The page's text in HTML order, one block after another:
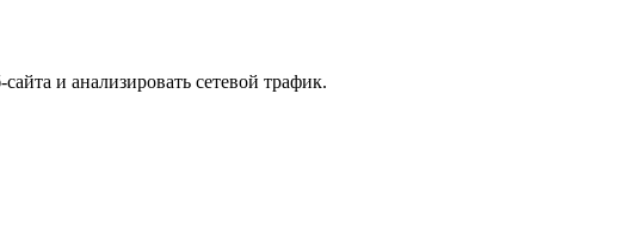
и анализировать сетевой трафик.